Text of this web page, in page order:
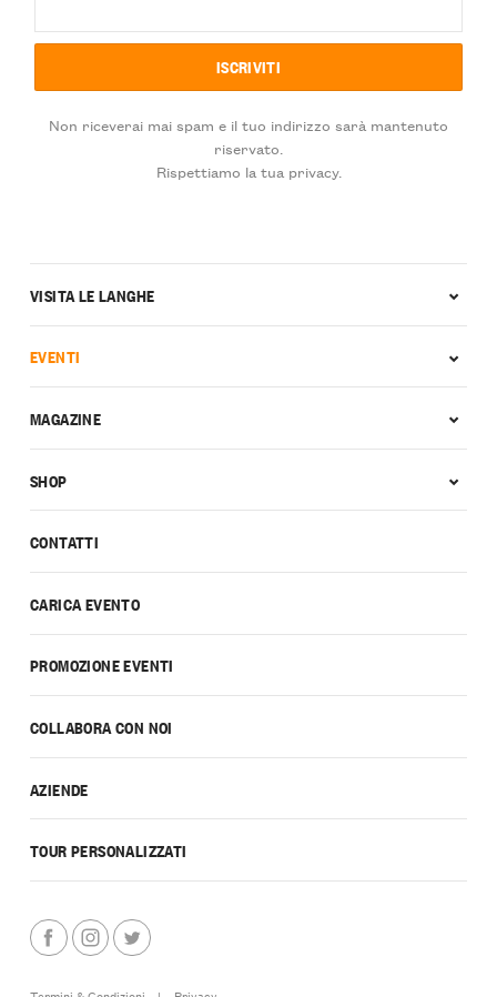
Non riceverai mai spam e il tuo indirizzo sarà mantenuto
riservato.
Rispettiamo la tua privacy.
CONTATTI
CARICA EVENTO
PROMOZIONE EVENTI
COLLABORA CON NOI
AZIENDE
TOUR PERSONALIZZATI
VISITA LE LANGHE
EVENTI
MAGAZINE
SHOP